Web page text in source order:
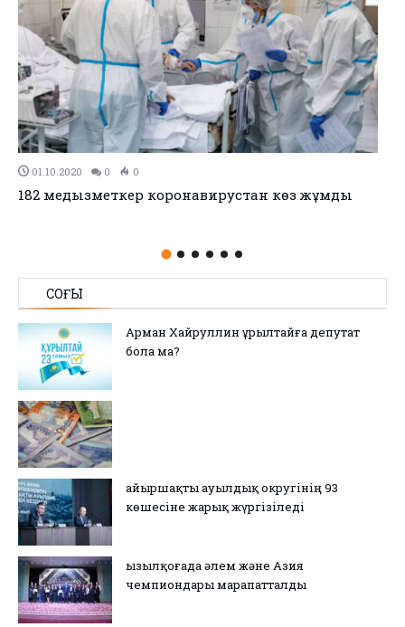
25.09.2020 0 0
Ауруханаға түскен науқастардың 3,4 пайызы көз
СОҢҒЫ
Арман Хайруллин Құрылтайға депутат
бола ма?
Қайыршақты ауылдық округінің 93
көшесіне жарық жүргізіледі
Қызылқоғада әлем және Азия
чемпиондары марапатталды